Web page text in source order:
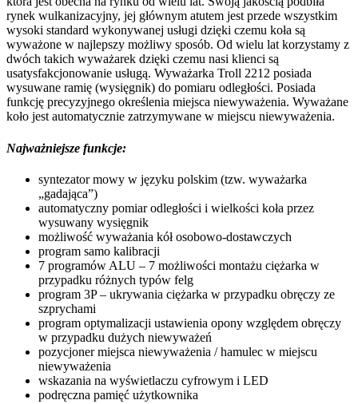
rynek wulkanizacyjny, jej głównym atutem jest przede wszystkim
wysoki standard wykonywanej usługi dzięki czemu koła są
wyważone w najlepszy możliwy sposób. Od wielu lat korzystamy z
dwóch takich wyważarek dzięki czemu nasi klienci są
usatysfakcjonowanie usługą. Wyważarka Troll 2212 posiada
wysuwane ramię (wysięgnik) do pomiaru odległości. Posiada
funkcję precyzyjnego określenia miejsca niewyważenia. Wyważane
koło jest automatycznie zatrzymywane w miejscu niewyważenia.
Najważniejsze funkcje:
syntezator mowy w języku polskim (tzw. wyważarka
„gadająca”)
automatyczny pomiar odległości i wielkości koła przez
wysuwany wysięgnik
możliwość wyważania kół osobowo-dostawczych
program samo kalibracji
7 programów ALU – 7 możliwości montażu ciężarka w
przypadku różnych typów felg
program 3P – ukrywania ciężarka w przypadku obręczy ze
szprychami
program optymalizacji ustawienia opony względem obręczy
w przypadku dużych niewyważeń
pozycjoner miejsca niewyważenia / hamulec w miejscu
niewyważenia
wskazania na wyświetlaczu cyfrowym i LED
podręczna pamięć użytkownika